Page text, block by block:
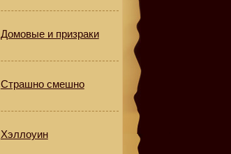
Домовые и призраки
Страшно смешно
Хэллоуин